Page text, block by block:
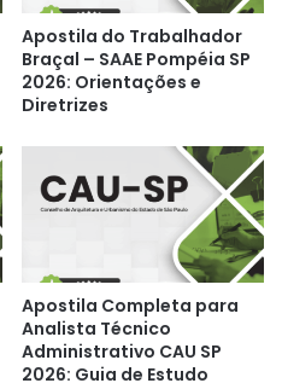
Apostila do Trabalhador
Braçal – SAAE Pompéia SP
2026: Orientações e
Diretrizes
Apostila Completa para
Analista Técnico
Administrativo CAU SP
2026: Guia de Estudo